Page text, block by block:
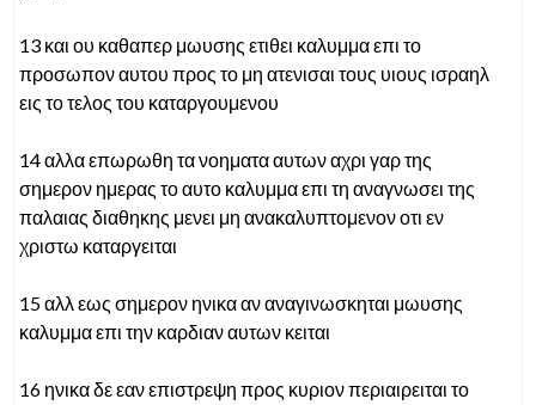
13 και ου καθαπερ μωυσης ετιθει καλυμμα επι το
προσωπον αυτου προς το μη ατενισαι τους υιους ισραηλ
εις το τελος του καταργουμενου
14 αλλα επωρωθη τα νοηματα αυτων αχρι γαρ της
σημερον ημερας το αυτο καλυμμα επι τη αναγνωσει της
παλαιας διαθηκης μενει μη ανακαλυπτομενον οτι εν
χριστω καταργειται
15 αλλ εως σημερον ηνικα αν αναγινωσκηται μωυσης
καλυμμα επι την καρδιαν αυτων κειται
16 ηνικα δε εαν επιστρεψη προς κυριον περιαιρειται το